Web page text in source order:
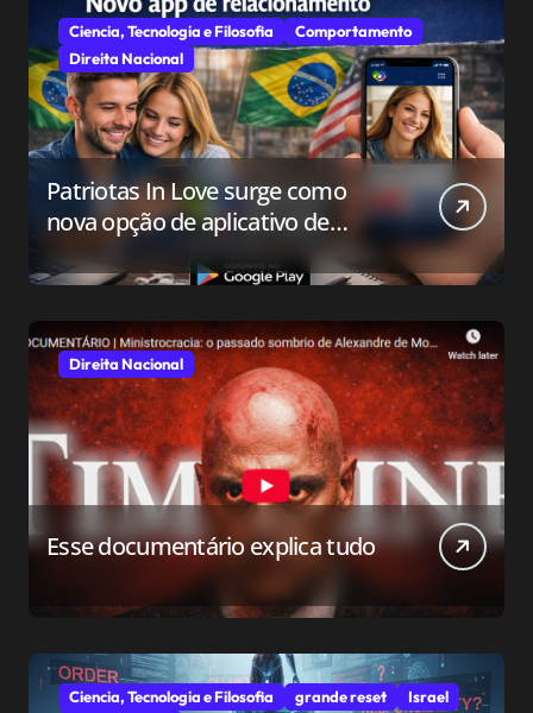
Ciencia, Tecnologia e Filosofia
Comportamento
Direita Nacional
Patriotas In Love surge como
nova opção de aplicativo de
relacionamento para o público
conservador
Direita Nacional
Esse documentário explica tudo
Ciencia, Tecnologia e Filosofia grande reset Israel